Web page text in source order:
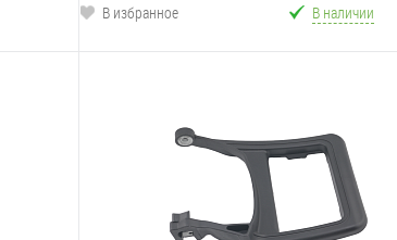
В избранное
В наличии